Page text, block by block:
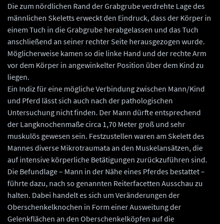
Die zum nördlichen Rand der Grabgrube verdrehte Lage des
männlichen Skeletts erweckt den Eindruck, dass der Körper in
einem Tuch in die Grabgrube herabgelassen und das Tuch
anschließend an seiner rechter Seite herausgezogen wurde.
Möglicherweise kamen so die linke Hand und der rechte Arm
vor dem Körper in angewinkelter Position über dem Kind zu
liegen.
Ein Indiz für eine mögliche Verbindung zwischen Mann/Kind
und Pferd lässt sich auch nach der pathologischen
Untersuchung nicht finden. Der Mann dürfte entsprechend
der Langknochenmaße circa 1,70 Meter groß und sehr
muskulös gewesen sein. Festzustellen waren am Skelett des
Mannes diverse Mikrotraumata an den Muskelansätzen, die
auf intensive körperliche Betätigungen zurückzuführen sind.
Die Befundlage – Mann in der Nähe eines Pferdes bestattet –
führte dazu, nach so genannten Reiterfacetten Ausschau zu
halten. Dabei handelt es sich um Veränderungen der
Oberschenkelknochen in Form einer Ausweitung der
Gelenkflächen an den Oberschenkelköpfen auf die